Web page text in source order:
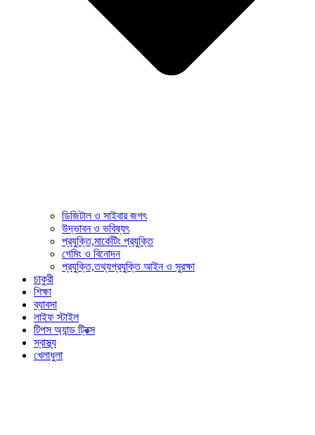
ডিজিটাল ও সাইবার জগৎ
উদ্ভাবন ও ভবিষ্যৎ
প্রযুক্তি,মার্কেটিং প্রযুক্তি
গেমিং ও বিনোদন
প্রযুক্তি,তথ্যপ্রযুক্তি আইন ও সুরক্ষা
চাকুরী
শিক্ষা
ব্যাবসা
লাইফ স্টাইল
টিপস অ্যান্ড ট্রিক্স
স্বাস্থ্য
খেলাধুলা